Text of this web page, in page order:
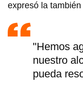
expresó la
"Hemos
nuestro
pueda